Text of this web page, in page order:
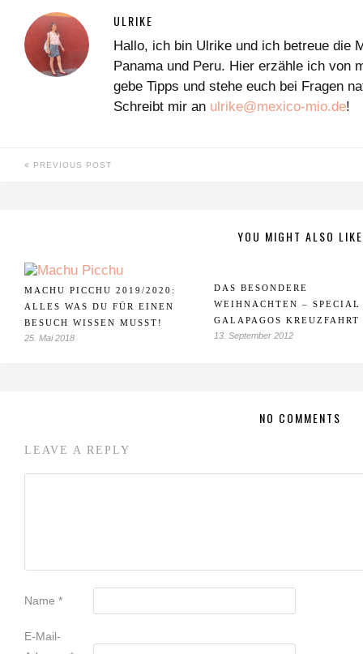
ULRIKE
Hallo, ich bin Ulrike und ich betreue die
Panama und Peru. Hier erzähle ich von
gebe Tipps und stehe euch bei Fragen
Schreibt mir an ulrike@mexico-mio.de!
PREVIOUS POST
YOU MIGHT ALSO LIKE
MACHU PICCHU 2019/2020:
ALLES WAS DU FÜR EINEN
BESUCH WISSEN MUSST!
25. Mai 2018
DAS BESONDERE
WEIHNACHTEN – SPECIAL
GALAPAGOS KREUZFAHRT
13. September 2012
NO COMMENTS
LEAVE A REPLY
Name *
E-Mail-